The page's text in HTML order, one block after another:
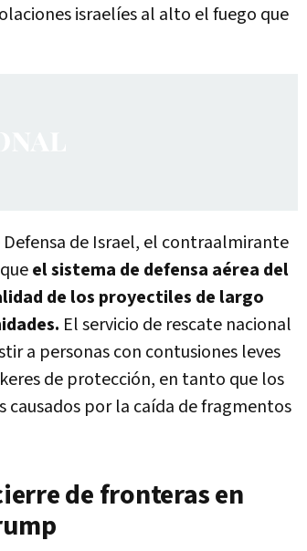
israelíes al alto el fuego que
de Israel, el contraalmirante
el sistema de defensa aérea del
de los proyectiles de largo
El servicio de rescate nacional
a personas con contusiones leves
de protección, en tanto que los
por la caída de fragmentos
de fronteras en